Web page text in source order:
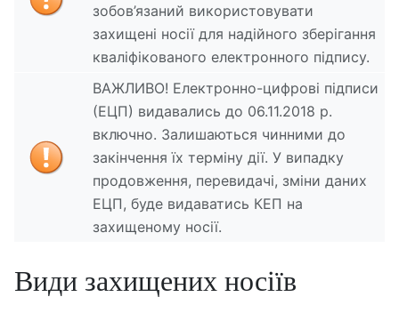
зобов’язаний використовувати
захищені носії для надійного зберігання
кваліфікованого електронного підпису.
ВАЖЛИВО! Електронно-цифрові підписи
(ЕЦП) видавались до 06.11.2018 р.
включно. Залишаються чинними до
закінчення їх терміну дії. У випадку
продовження, перевидачі, зміни даних
ЕЦП, буде видаватись КЕП на
захищеному носії.
Види захищених носіїв